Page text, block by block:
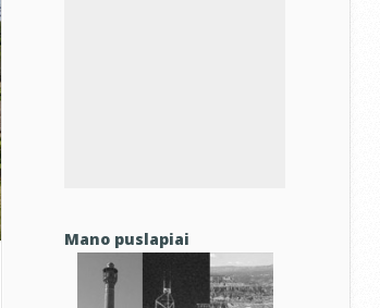
Mano puslapiai